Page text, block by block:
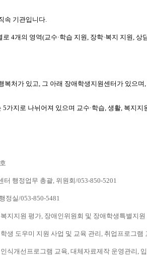
속 기관입니다.
4개의 영역(교수·학습 지원, 장학·복지 지원, 상
복처가 있고, 그 아래 장애학생지원센터가 있으
가지로 나뉘어져 있으며 교수·학습, 생활, 복지
행정업무 총괄, 위원회/053-850-5201
정실/053-850-5481
지지원 평가, 장애인위원회 및 장애학생특별지
생 도우미 지원 사업 및 교육 관리, 취업프로그
식개선프로그램 교육, 대체자료제작 운영관리,